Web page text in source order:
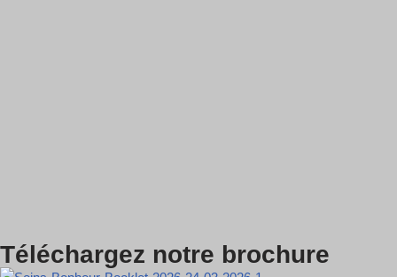
Téléchargez notre brochure